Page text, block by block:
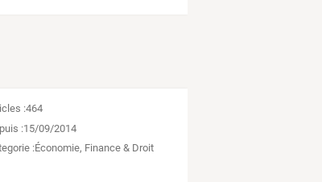
:464
:15/09/2014
:Économie, Finance & Droit